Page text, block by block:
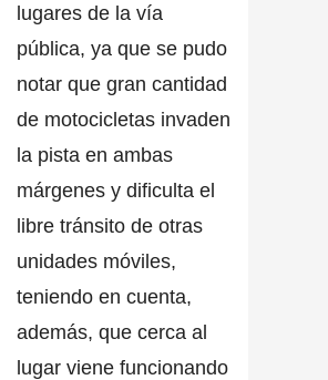
lugares de la vía
pública, ya que se pudo
notar que gran cantidad
de motocicletas invaden
la pista en ambas
márgenes y dificulta el
libre tránsito de otras
unidades móviles,
teniendo en cuenta,
además, que cerca al
lugar viene funcionando